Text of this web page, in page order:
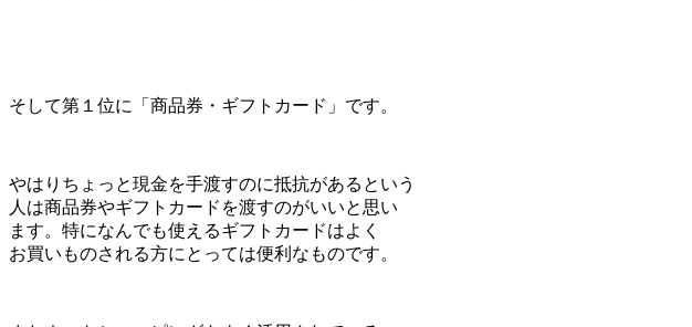
そして第１位に「商品券・ギフトカード」です。
やはりちょっと現金を手渡すのに抵抗があるという
人は商品券やギフトカードを渡すのがいいと思い
ます。特になんでも使えるギフトカードはよく
お買いものされる方にとっては便利なものです。